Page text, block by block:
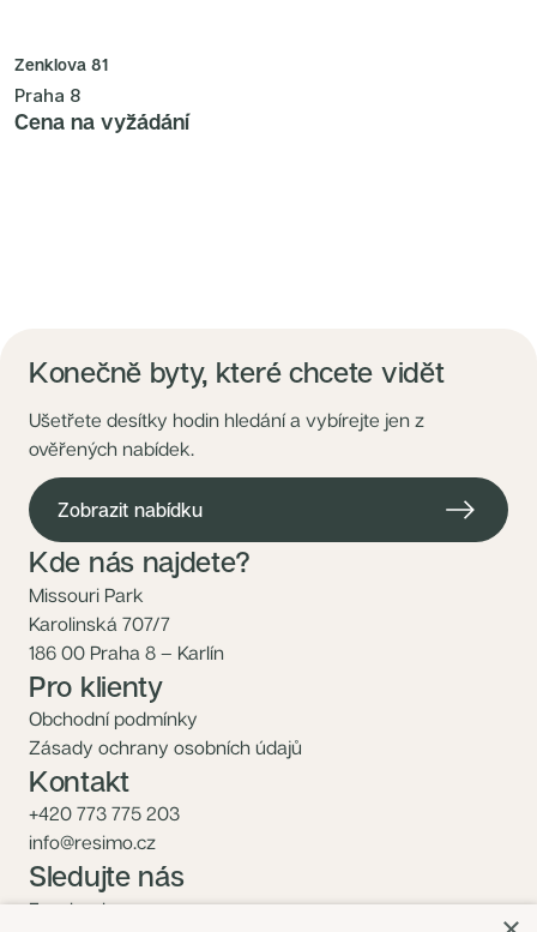
Zenklova 81
Praha 8
Cena na vyžádání
Konečně byty, které chcete vidět
Ušetřete desítky hodin hledání a vybírejte jen z
ověřených nabídek.
Zobrazit nabídku
Kde nás najdete?
Missouri Park
Karolinská 707/7
186 00 Praha 8 – Karlín
Pro klienty
Obchodní podmínky
Zásady ochrany osobních údajů
Kontakt
+420 773 775 203
info@resimo.cz
Sledujte nás
Facebook